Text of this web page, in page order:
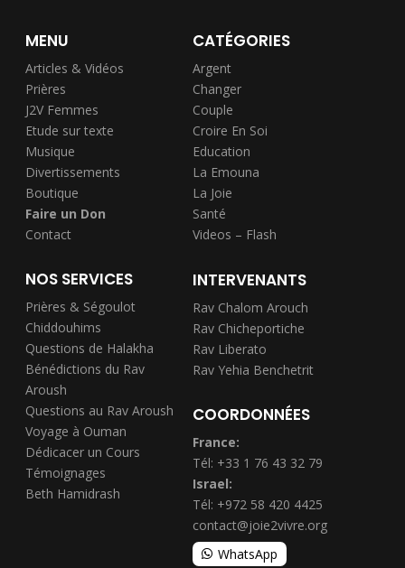
MENU
Articles & Vidéos
Prières
J2V Femmes
Etude sur texte
Musique
Divertissements
Boutique
Faire un Don
Contact
CATÉGORIES
Argent
Changer
Couple
Croire En Soi
Education
La Emouna
La Joie
Santé
Videos – Flash
NOS SERVICES
Prières & Ségoulot
Chiddouhims
Questions de Halakha
Bénédictions du Rav
Aroush
Questions au Rav Aroush
Voyage à Ouman
Dédicacer un Cours
Témoignages
Beth Hamidrash
INTERVENANTS
Rav Chalom Arouch
Rav Chicheportiche
Rav Liberato
Rav Yehia Benchetrit
COORDONNÉES
France:
Tél: +33 1 76 43 32 79
Israel:
Tél: +972 58 420 4425
contact@joie2vivre.org
WhatsApp